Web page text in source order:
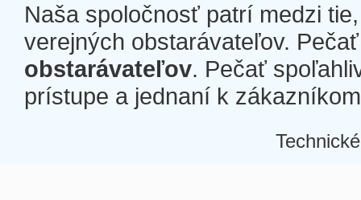
Naša spoločnosť patrí medzi
verejných obstarávateľov.
obstarávateľov. Pečať
prístupe a jednaní k